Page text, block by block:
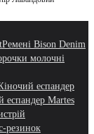
Ремені Bison Denim
молочні
еспандер
еспандер Martes
резинок